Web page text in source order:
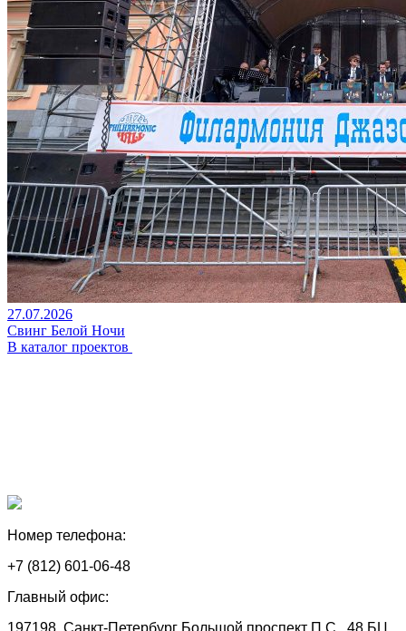
27.07.2026
Свинг Белой Ночи
В каталог проектов
Номер телефона:
+7 (812) 601-06-48
Главный офис:
197198, Санкт-Петербург Большой проспект П.С., 48 БЦ